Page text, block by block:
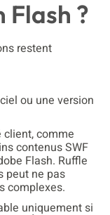
Flash ?
restent
ou une version
client, comme
contenus SWF
Flash. Ruffle
peut ne pas
complexes.
uniquement si